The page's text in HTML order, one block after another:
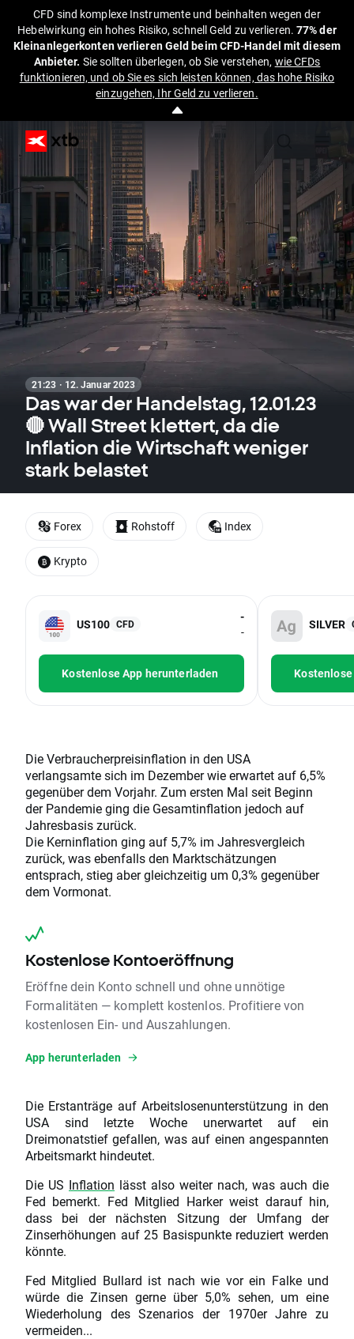
CFD sind komplexe Instrumente und beinhalten wegen der
Hebelwirkung ein hohes Risiko, schnell Geld zu verlieren.77% der
Kleinanlegerkonten verlieren Geld beim CFD-Handel mit diesem
Anbieter. Sie sollten überlegen, ob Sie verstehen, wie CFDs
funktionieren, und ob Sie es sich leisten können, das hohe Risiko
einzugehen, Ihr Geld zu verlieren.
21:23 · 12. Januar 2023
Das war der Handelstag, 12.01.23
🔴 Wall Street klettert, da die
Inflation die Wirtschaft weniger
stark belastet
US100 CFD
-
-
Kostenlose App herunterladen
SILVER
Die Verbraucherpreisinflation in den USA
verlangsamte sich im Dezember wie erwartet auf 6,5%
gegenüber dem Vorjahr. Zum ersten Mal seit Beginn
der Pandemie ging die Gesamtinflation jedoch auf
Jahresbasis zurück.
Die Kerninflation ging auf 5,7% im Jahresvergleich
zurück, was ebenfalls den Marktschätzungen
entsprach, stieg aber gleichzeitig um 0,3% gegenüber
dem Vormonat.
Kostenlose Kontoeröffnung
Eröffne dein Konto schnell und ohne unnötige
Formalitäten — komplett kostenlos. Profitiere von
kostenlosen Ein- und Auszahlungen.
App herunterladen
Die Erstanträge auf Arbeitslosenunterstützung in den
USA sind letzte Woche unerwartet auf ein
Dreimonatstief gefallen, was auf einen angespannten
Arbeitsmarkt hindeutet.
Die US Inflation lässt also weiter nach, was auch die
Fed bemerkt. Fed Mitglied Harker weist darauf hin,
dass bei der nächsten Sitzung der Umfang der
Zinserhöhungen auf 25 Basispunkte reduziert werden
könnte.
Fed Mitglied Bullard ist nach wie vor ein Falke und
würde die Zinsen gerne über 5,0% sehen, um eine
Wiederholung des Szenarios der 1970er Jahre zu
vermeiden...
Forex Rohstoff Index
Krypto